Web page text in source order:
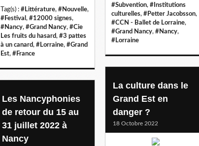
Tag(s) : #Littérature, #Nouvelle,
#Festival , #12000 signes,
#Nancy, #Grand Nancy, #Cie
Les fruits du hasard, #3 pattes
à un canard, #Lorraine, #Grand
Est, #France
#Subvention, #Institutions
culturelles, #Petter Jacobsson,
#CCN - Ballet de Lorraine,
#Grand Nancy, #Nancy,
#Lorraine
La culture dans le
Grand Est en
danger ?
18 Octobre 2022
Les Nancyphonies
de retour du 15 au
31 juillet 2022 à
Nancy